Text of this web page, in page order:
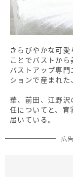
きらびやかな可
ことでバストか
バストアップ専
ションで産まれた
華、前田、江野
任についてと、
届いている。
広